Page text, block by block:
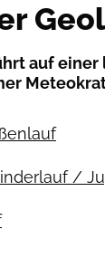
auf
/